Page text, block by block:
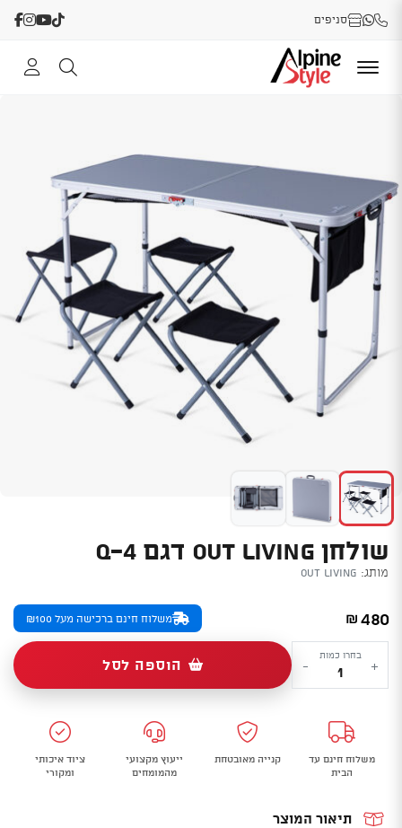
סניפים
שולחן OUT LIVING דגם Q-4
מותג: OUT LIVING
₪ 480 משלוח חינם ברכישה מעל ₪100
+
כמות
של
Out
Living
דגם
4
בחרו כמות
- הוספה לסל
משלוח חינם עד
הבית
קנייה מאובטחת
ייעוץ מקצועי
מהמומחים
ציוד איכותי
ומקורי
תיאור המוצר